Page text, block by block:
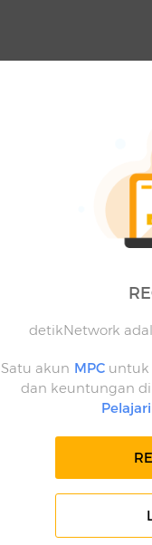
detikNetwork
Satu akun MPCuntuk
dan keuntungan di